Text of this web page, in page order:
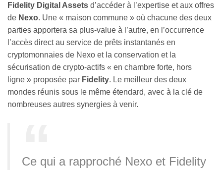
Fidelity Digital Assets d’accéder à l’expertise et aux offres
de Nexo. Une « maison commune » où chacune des deux
parties apportera sa plus-value à l’autre, en l’occurrence
l’accès direct au service de prêts instantanés en
cryptomonnaies de Nexo et la conservation et la
sécurisation de crypto-actifs « en chambre forte, hors
ligne » proposée par Fidelity. Le meilleur des deux
mondes réunis sous le même étendard, avec à la clé de
nombreuses autres synergies à venir.
Ce qui a rapproché Nexo et Fidelity